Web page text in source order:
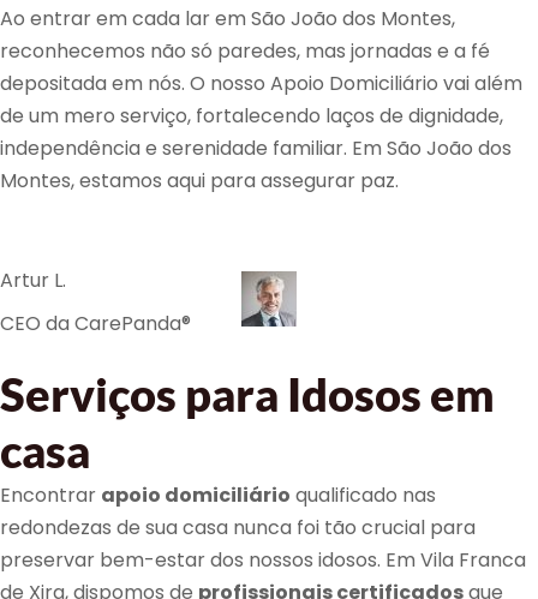
Ao entrar em cada lar em São João dos Montes,
reconhecemos não só paredes, mas jornadas e a fé
depositada em nós. O nosso Apoio Domiciliário vai além
de um mero serviço, fortalecendo laços de dignidade,
independência e serenidade familiar. Em São João dos
Montes, estamos aqui para assegurar paz.
Artur L.
CEO da CarePanda®
Serviços para Idosos em
casa
Encontrar apoio domiciliário qualificado nas
redondezas de sua casa nunca foi tão crucial para
preservar bem-estar dos nossos idosos. Em Vila Franca
de Xira, dispomos de profissionais certificadosque